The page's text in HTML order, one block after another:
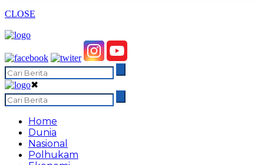
CLOSE
✖
Home
Dunia
Nasional
Polhukam